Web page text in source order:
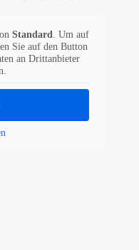
Standard
. Um auf
Sie auf den Button
an Drittanbieter